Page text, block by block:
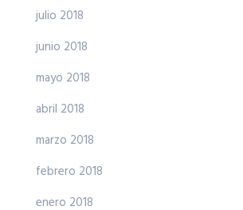
julio 2018
junio 2018
mayo 2018
abril 2018
marzo 2018
febrero 2018
enero 2018